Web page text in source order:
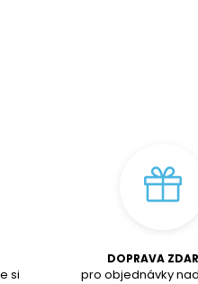
si
DOPRAVA
pro objednávky nad